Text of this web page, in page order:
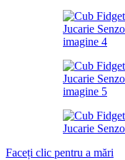
Faceți clic pentru a mări